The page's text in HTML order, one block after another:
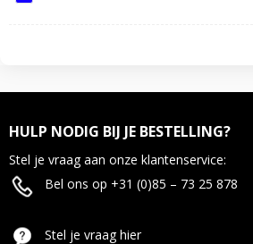
HULP NODIG BIJ JE BESTELLING?
Stel je vraag aan onze klantenservice:
Bel ons op +31 (0)85 – 73 25 878
Stel je vraag hier